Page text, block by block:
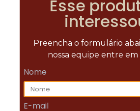
Esse
Preencha o formulário
nossa equipe entre
Nome
E-mail